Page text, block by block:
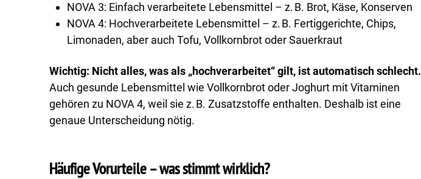
NOVA 3: Einfach verarbeitete Lebensmittel – z. B. Brot, Käse, Konserven
NOVA 4: Hochverarbeitete Lebensmittel – z. B. Fertiggerichte, Chips,
Limonaden, aber auch Tofu, Vollkornbrot oder Sauerkraut
Wichtig: Nicht alles, was als „hochverarbeitet“ gilt, ist automatisch schlecht.
Auch gesunde Lebensmittel wie Vollkornbrot oder Joghurt mit Vitaminen
gehören zu NOVA 4, weil sie z. B. Zusatzstoffe enthalten. Deshalb ist eine
genaue Unterscheidung nötig.
Häufige Vorurteile – was stimmt wirklich?